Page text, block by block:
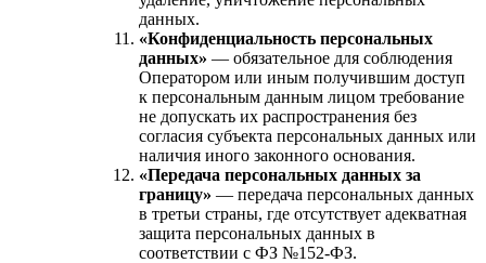
данных.
«Конфиденциальность персональных
данных» — обязательное для соблюдения
Оператором или иным получившим доступ
к персональным данным лицом требование
не допускать их распространения без
согласия субъекта персональных данных или
наличия иного законного основания.
«Передача персональных данных за
границу» — передача персональных данных
в третьи страны, где отсутствует адекватная
защита персональных данных в
соответствии с ФЗ №152-ФЗ.